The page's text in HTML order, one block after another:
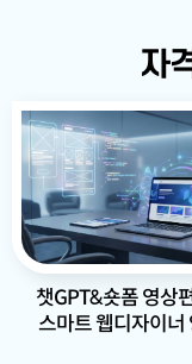
자
챗GPT&숏폼 영상
스마트 웹디자이너